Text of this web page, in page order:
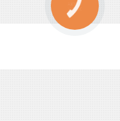
КНОПКА
ЗВ'ЯЗКУ